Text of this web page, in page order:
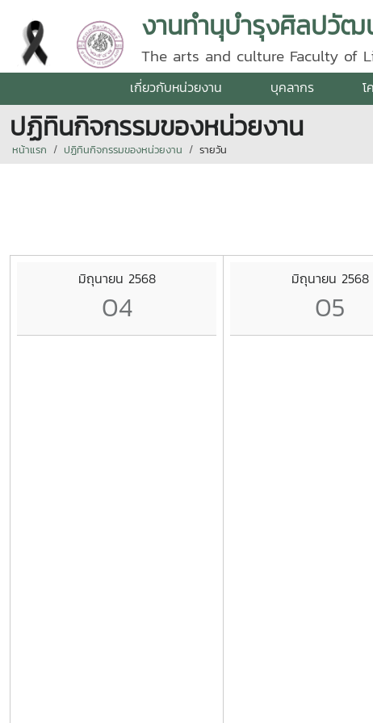
งานทำนุบำรุงศิลปวั
The arts and culture Faculty of
เกี่ยวกับหน่วยงาน บุคลากร โ
ปฏิทินกิจกรรมของหน่วยงาน
หน้าแรก ปฏิทินกิจกรรมของหน่วยงาน รายวัน
มิถุนายน 2568
04
มิถุนายน 2568
05